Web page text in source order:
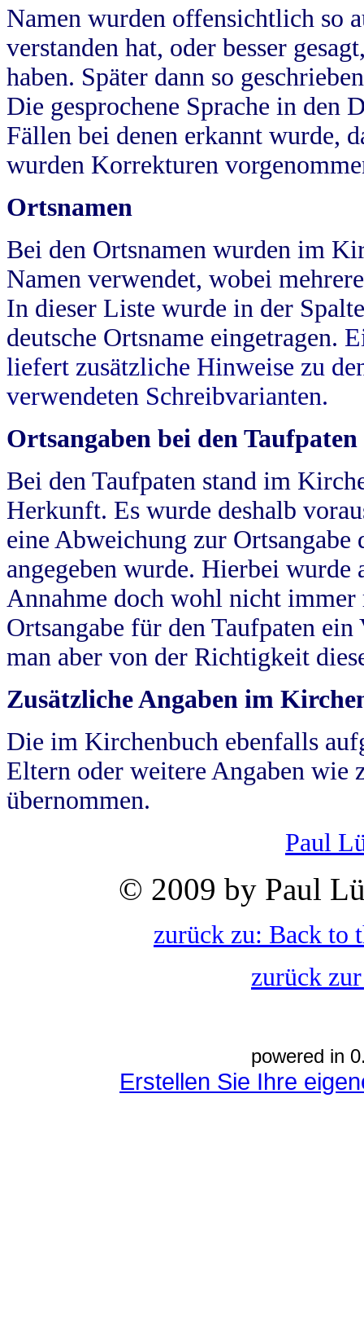
Namen wurden offensichtlich so
verstanden hat, oder besser
haben. Später dann so
Die gesprochene Sprache in
Fällen bei denen erkannt wurde,
wurden Korrekturen
Ortsnamen
Bei den Ortsnamen wurden im
Namen verwendet, wobei
In dieser Liste wurde in der
deutsche Ortsname eingetragen.
liefert zusätzliche Hinweise zu
verwendeten Schreibvarianten.
Ortsangaben bei den Taufpaten
Bei den Taufpaten stand im
Herkunft. Es wurde deshalb
eine Abweichung zur
angegeben wurde. Hierbei wurde
Annahme doch wohl nicht
Ortsangabe für den Taufpaten
man aber von der Richtigkeit
Zusätzliche Angaben im
Die im Kirchenbuch ebenfalls
Eltern oder weitere Angaben wie
übernommen.
Paul
© 2009 by Paul
zurück zu: Back to
zurück
powered in
Erstellen Sie Ihre